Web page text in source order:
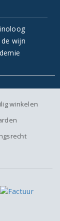
winkelen